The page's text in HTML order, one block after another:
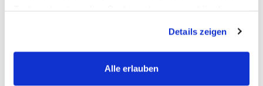
werden, werden bei der Nutzung der Webseite auf jeden
Fall gesetzt. Cookies von Drittanbietern für Analyse- oder
Trackingzwecke werden nur dann aktiviert, wenn Sie das
Details zeigen
Alle erlauben
Zur Wunschliste hinzufügen